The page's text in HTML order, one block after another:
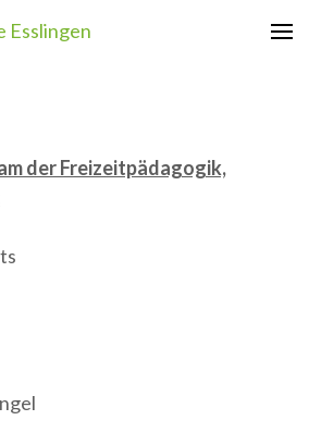
der Freizeitpädagogik,